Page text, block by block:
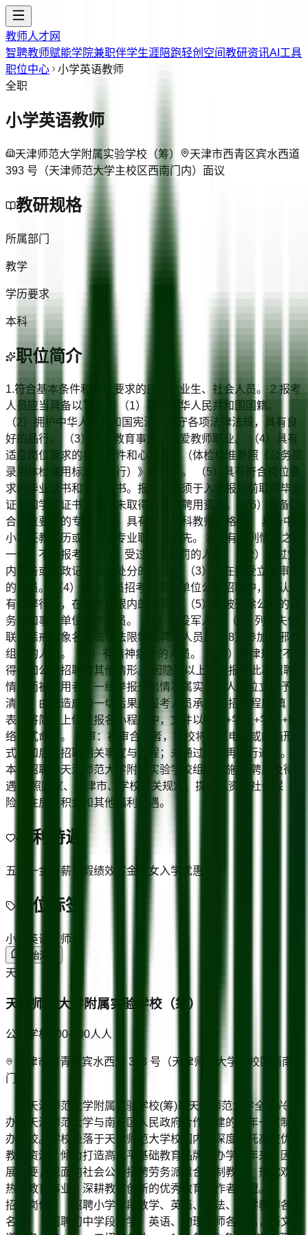
教师人才网
智聘教师赋能学院兼职伴学生涯陪跑轻创空间教研资讯AI工具
职位中心
小学英语教师
全职
小学英语教师
天津师范大学附属实验学校（筹）
天津市西青区宾水西道
393 号（天津师范大学主校区西南门内） 面议
教研规格
所属部门
教学
学历要求
本科
职位简介
1.符合基本条件和岗位要求的应届毕业生、社会人员。 2.报考
人员应当具备以下条件 （1）具有中华人民共和国国籍。
（2）拥护中华人民共和国宪法，遵守各项法律法规，具有良
好的品行。 （3）热爱教育事业，热爱教师职业。 （4）具有
适应岗位要求的身体条件和心理素质（体检标准参照《公务员
录用体检通用标准（试行）》执行）。 （5）具有符合岗位要
求的毕业证书和学位证书。报考人员须于入职报到前取得毕业
证书和学位证书，逾期未取得者取消聘用资格。 （6）具备符
合岗位要求的专业资格，具有相应学科教师资格证。 具备中
小学任教经历或中小学专业职称者优先。 3.具有下列情形之
一者，不得报考： （1）受过刑事处罚的人员。 （2）受过党
内警告或行政记过以上处分的人员。 （3）正在接受立案审查
的人员。 （4）在公务员招考和事业单位公开招聘中，被认定
有作弊行为，在禁考期限内的人员。 （5）曾被开除公职的公
务员和事业单位工作人员。 （6）现役军人。 （7）列入失信
联合惩戒对象名单被依法限制招聘的人员。 （8）参加过邪教
组织的人员。 （9）有精神病史的人员。 （10）法律规定不
得参加公开招聘的其他情形。 因隐瞒以上不得报考此次招聘
情况而被聘用者，一经举报查出情况属实，用人单位立即予以
清退，由此造成的一切后果由报考人员承担。 招聘程序 填
表：将简历上传至报名小程序中，文件以姓名+学段+学科+联
络方式命名。 初审：初审合格者，学校将通过电话或邮箱形
式通知后续招聘相关事宜与流程；未通过者不再另行通知。
本次招聘由天津师范大学附属实验学校组织实施。 聘用及待
遇 按照国家、天津市、学校有关规定，提供工资、社会保
险、住房公积金和其他福利待遇。
福利待遇
五险一金 带薪暑假绩效奖金 子女入学优惠
职位标签
小学英语教师
开始沟通
天
天津师范大学附属实验学校（筹）
公立学校 100-300人 人
天津市西青区宾水西道 393 号（天津师范大学主校区西南
门内）
天津师范大学附属实验学校(筹)系天津师范大学全资兴
办，天津师范大学与南开区人民政府合作共建的九年一贯制公
办学校。学校坐落于天津师范大学校园内，深度依托高校优质
教育资源，倾力打造高水平基础教育品牌。办学两年来，因发
展需要，现面向社会公开招聘劳务派遣合同制教师。热忱欢迎
热爱教育事业、深耕教育创新的优秀教育工作者加盟。 一
招聘岗位 招聘小学学段数学、英语、道法、科学教师各一
名。 招聘初中学段数学、英语、物理教师各两名，语文、